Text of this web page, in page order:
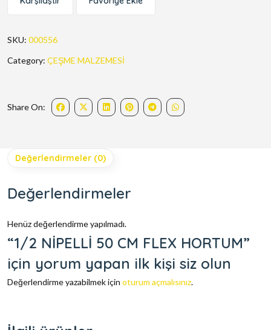
SKU: 000556
Category: ÇEŞME MALZEMESİ
Share On:
Değerlendirmeler (0)
Değerlendirmeler
Henüz değerlendirme yapılmadı.
“1/2 NİPELLİ 50 CM FLEX HORTUM”
için yorum yapan ilk kişi siz olun
Değerlendirme yazabilmek için oturum açmalısınız.